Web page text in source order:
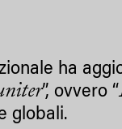
ha
”, ovvero “
globali.